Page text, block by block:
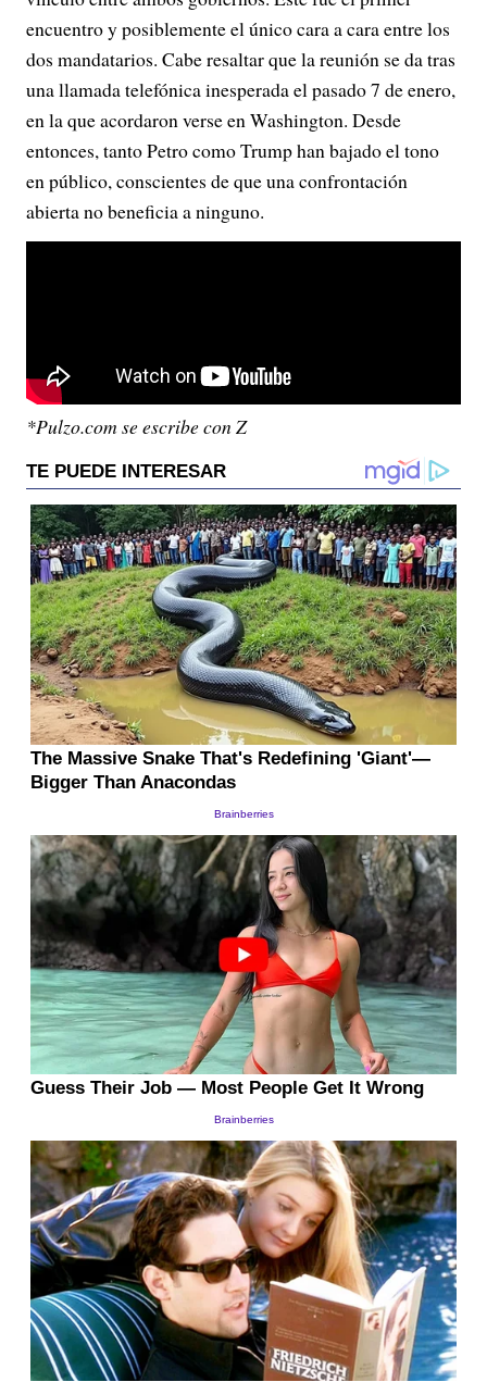
encuentro y posiblemente el único cara a cara entre los
dos mandatarios. Cabe resaltar que la reunión se da tras
una llamada telefónica inesperada el pasado 7 de enero,
en la que acordaron verse en Washington. Desde
entonces, tanto Petro como Trump han bajado el tono
en público, conscientes de que una confrontación
abierta no beneficia a ninguno.
*Pulzo.com se escribe con Z